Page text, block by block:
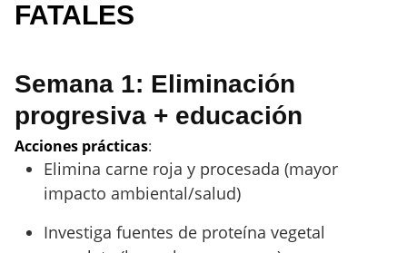
FATALES
Semana 1: Eliminación
progresiva + educación
Acciones prácticas:
Elimina carne roja y procesada (mayor
impacto ambiental/salud)
Investiga fuentes de proteína vegetal